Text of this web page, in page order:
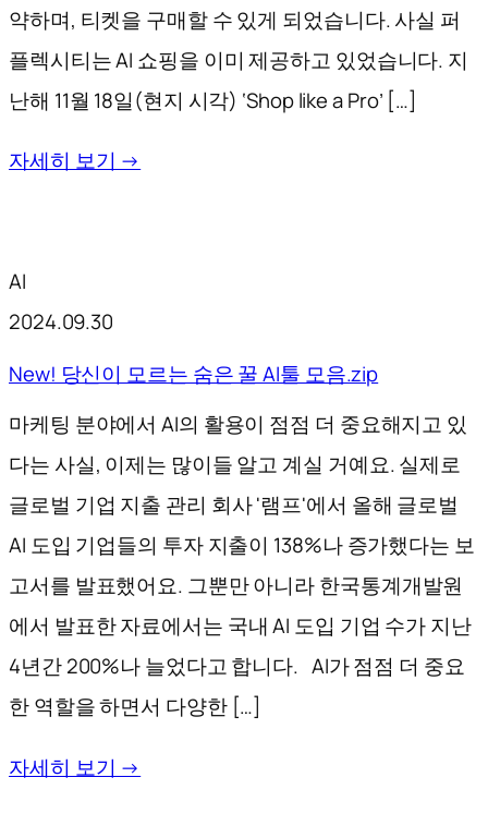
약하며, 티켓을 구매할 수 있게 되었습니다. 사실 퍼
플렉시티는 AI 쇼핑을 이미 제공하고 있었습니다. 지
난해 11월 18일(현지 시각) ‘Shop like a Pro’ […]
자세히 보기 →
AI
2024.09.30
New! 당신이 모르는 숨은 꿀 AI툴 모음.zip
마케팅 분야에서 AI의 활용이 점점 더 중요해지고 있
다는 사실, 이제는 많이들 알고 계실 거예요. 실제로
글로벌 기업 지출 관리 회사 '램프'에서 올해 글로벌
AI 도입 기업들의 투자 지출이 138%나 증가했다는 보
고서를 발표했어요. 그뿐만 아니라 한국통계개발원
에서 발표한 자료에서는 국내 AI 도입 기업 수가 지난
4년간 200%나 늘었다고 합니다. AI가 점점 더 중요
한 역할을 하면서 다양한 […]
자세히 보기 →